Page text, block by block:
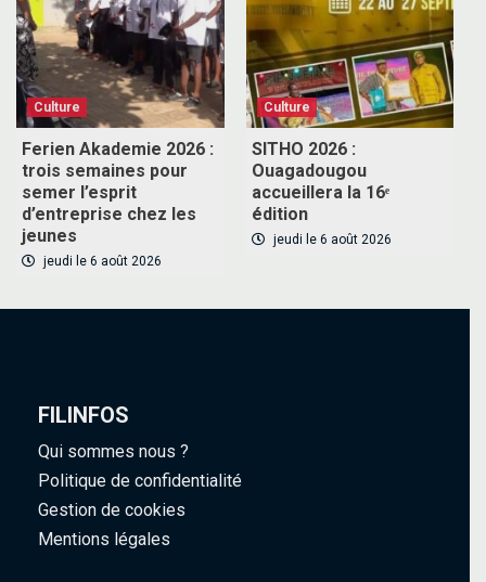
Culture
Ferien Akademie 2026 :
trois semaines pour
semer l’esprit
d’entreprise chez les
jeunes
jeudi le 6 août 2026
Culture
SITHO 2026 :
Ouagadougou
accueillera la 16ᵉ
édition
jeudi le 6 août 2026
FILINFOS
Qui sommes nous ?
Politique de confidentialité
Gestion de cookies
Mentions légales